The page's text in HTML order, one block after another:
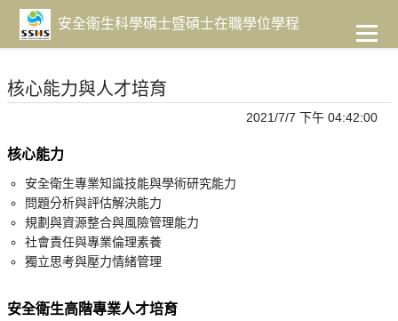
主
要
容
安全衛生科學碩士暨碩士在職學位學程
核心能力與人才培育
2021/7/7 下午 04:42:00
核心能力
安全衛生專業知識技能與學術研究能力
問題分析與評估解決能力
規劃與資源整合與風險管理能力
社會責任與專業倫理素養
獨立思考與壓力情緒管理
安全衛生高階專業人才培育